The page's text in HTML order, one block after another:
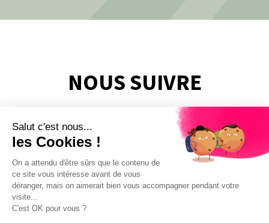
NOUS SUIVRE
Salut c'est nous...
les Cookies !
On a attendu d'être sûrs que le contenu de
ce site vous intéresse avant de vous
déranger, mais on aimerait bien vous accompagner pendant votre
visite...
C'est OK pour vous ?